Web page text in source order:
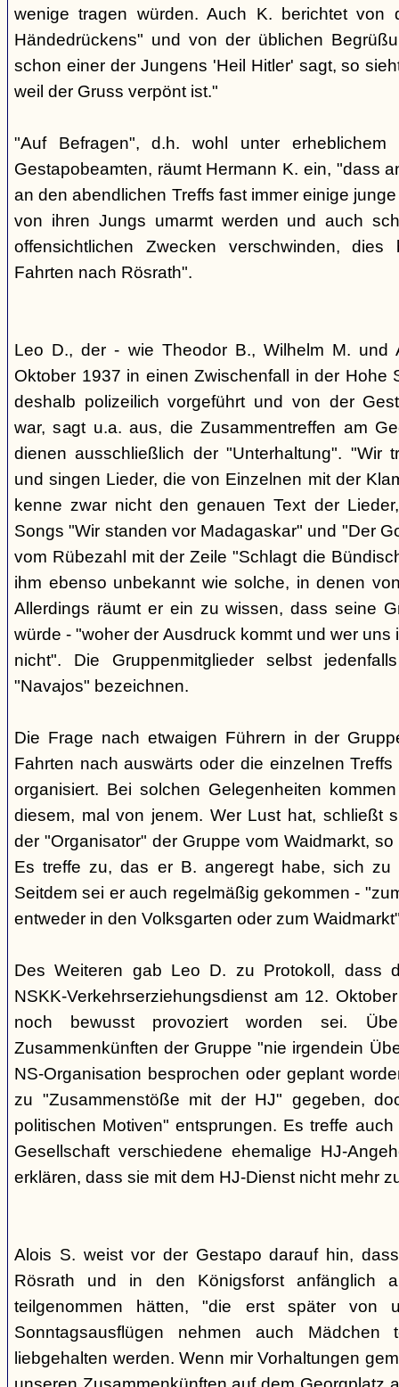
wenige tragen würden. Auch K. berichtet von
Händedrückens" und von der üblichen
schon einer der Jungens 'Heil Hitler' sagt, so
weil der Gruss verpönt ist."
"Auf Befragen", d.h. wohl unter erheblichem
Gestapobeamten, räumt Hermann K. ein, "dass
an den abendlichen Treffs fast immer einige
von ihren Jungs umarmt werden und auch
offensichtlichen Zwecken verschwinden,
Fahrten nach Rösrath".
Leo D., der - wie Theodor B., Wilhelm M. und
Oktober 1937 in einen Zwischenfall in der Hohe
deshalb polizeilich vorgeführt und von der
war, sagt u.a. aus, die Zusammentreffen am
dienen ausschließlich der "Unterhaltung". "Wir
und singen Lieder, die von Einzelnen mit der
kenne zwar nicht den genauen Text der
Songs "Wir standen vor Madagaskar" und "Der
vom Rübezahl mit der Zeile "Schlagt die
ihm ebenso unbekannt wie solche, in denen
Allerdings räumt er ein zu wissen, dass seine
würde - "woher der Ausdruck kommt und wer
nicht". Die Gruppenmitglieder selbst
"Navajos" bezeichnen.
Die Frage nach etwaigen Führern in der
Fahrten nach auswärts oder die einzelnen
organisiert. Bei solchen Gelegenheiten
diesem, mal von jenem. Wer Lust hat, schließt
der "Organisator" der Gruppe vom Waidmarkt,
Es treffe zu, das er B. angeregt habe, sich zu
Seitdem sei er auch regelmäßig gekommen -
entweder in den Volksgarten oder zum
Des Weiteren gab Leo D. zu Protokoll, dass
NSKK-Verkehrserziehungsdienst am 12.
noch bewusst provoziert worden sei.
Zusammenkünften der Gruppe "nie irgendein
NS-Organisation besprochen oder geplant
zu "Zusammenstöße mit der HJ" gegeben,
politischen Motiven" entsprungen. Es treffe
Gesellschaft verschiedene ehemalige HJ-
erklären, dass sie mit dem HJ-Dienst nicht mehr
Alois S. weist vor der Gestapo darauf hin,
Rösrath und in den Königsforst anfänglich
teilgenommen hätten, "die erst später von
Sonntagsausflügen nehmen auch
liebgehalten werden. Wenn mir Vorhaltungen